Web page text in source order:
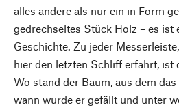
alles andere als nur ein in Form
gedrechseltes Stück Holz – es
Geschichte. Zu jeder
hier den letzten Schliff erfährt, ist
Wo stand der Baum, aus dem
wann wurde er gefällt und unter